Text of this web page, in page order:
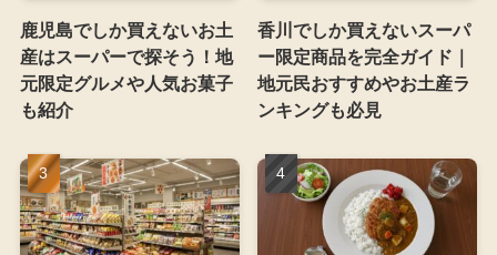
鹿児島でしか買えないお土
産はスーパーで探そう！地
元限定グルメや人気お菓子
も紹介
香川でしか買えないスーパ
ー限定商品を完全ガイド｜
地元民おすすめやお土産ラ
ンキングも必見